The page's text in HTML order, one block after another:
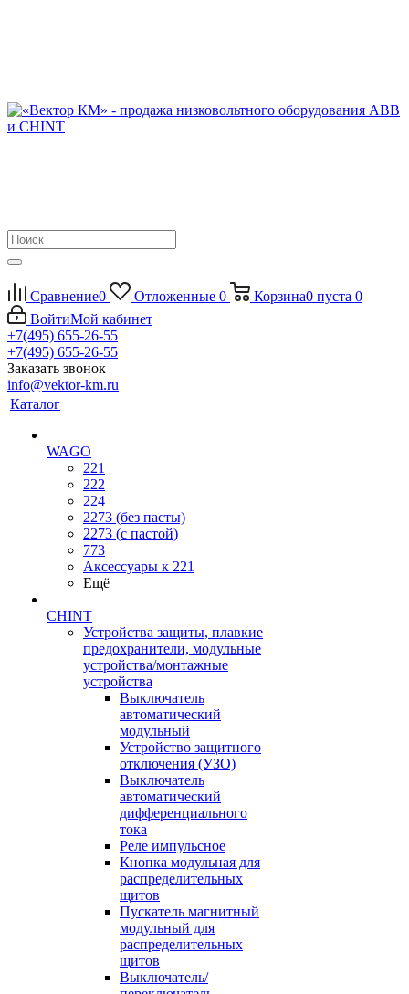
Сравнение0 Отложенные 0 Корзина0 пуста 0
ВойтиМой кабинет
+7(495) 655-26-55
+7(495) 655-26-55
Заказать звонок
info@vektor-km.ru
Каталог
WAGO
221
222
224
2273 (без пасты)
2273 (с пастой)
773
Аксессуары к 221
Ещё
CHINT
Устройства защиты, плавкие
предохранители, модульные
устройства/монтажные
устройства
Выключатель
автоматический
модульный
Устройство защитного
отключения (УЗО)
Выключатель
автоматический
дифференциального
тока
Реле импульсное
Кнопка модульная для
распределительных
щитов
Пускатель магнитный
модульный для
распределительных
щитов
Выключатель/